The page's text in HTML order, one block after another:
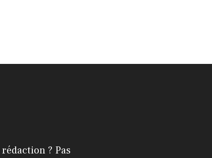
? Pas